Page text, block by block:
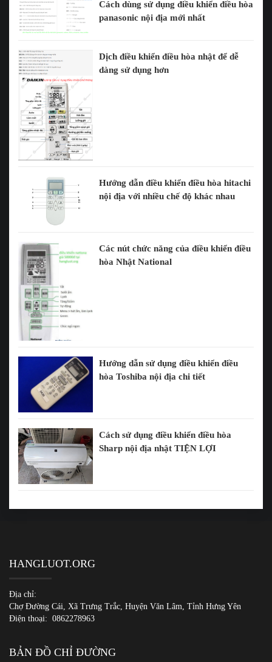
Cách dùng sử dụng điều khiển điều hòa
panasonic nội địa mới nhất
Dịch điều khiển điều hòa nhật để dễ
dàng sử dụng hơn
Hướng dẫn điều khiển điều hòa hitachi
nội địa với nhiều chế độ khác nhau
Các nút chức năng của điều khiển điều
hòa Nhật National
Hướng dẫn sử dụng điều khiển điều
hòa Toshiba nội địa chi tiết
Cách sử dụng điều khiển điều hòa
Sharp nội địa nhật TIỆN LỢI
HANGLUOT.ORG
Địa chỉ:
Chợ Đường Cái, Xã Trưng Trắc, Huyện Văn Lâm, Tỉnh Hưng Yên
Điện thoại: 0862278963
BẢN ĐỒ CHỈ ĐƯỜNG